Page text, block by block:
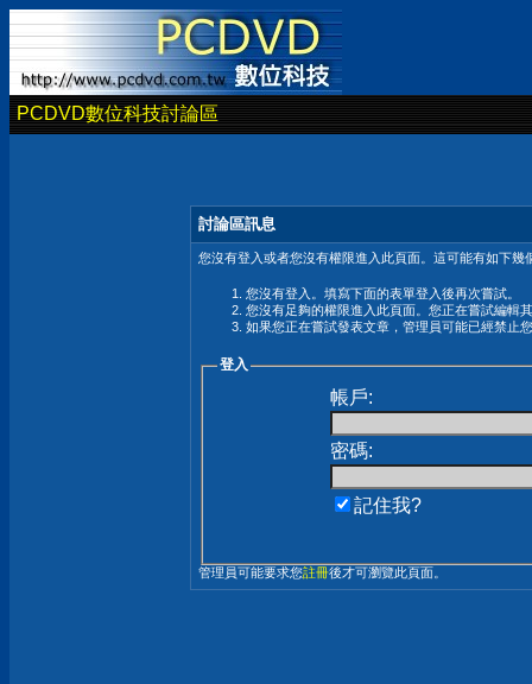
PCDVD數位科技討論區
討論區訊息
您沒有登入或者您沒有權限進入此頁面。這可能有如下幾
您沒有登入。填寫下面的表單登入後再次嘗試。
您沒有足夠的權限進入此頁面。您正在嘗試編輯
如果您正在嘗試發表文章，管理員可能已經禁止
登入
帳戶:
密碼:
記住我?
管理員可能要求您註冊後才可瀏覽此頁面。